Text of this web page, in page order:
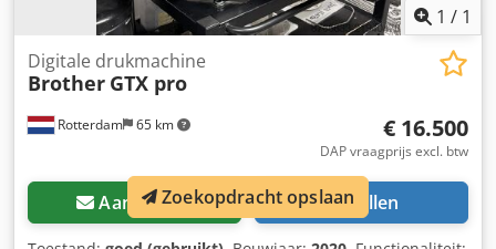
1 / 1
Rotterdam 65 km
Digitale drukmachine
Brother GTX pro
€ 16.500
DAP vraagprijs excl. btw
Aanvragen Bellen
Zoekopdracht opslaan